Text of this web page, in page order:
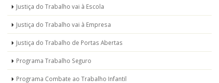
Programas
Sociais
Justiça do Trabalho vai à Escola
Justiça do Trabalho vai à Empresa
Justiça do Trabalho de Portas Abertas
Programa Trabalho Seguro
Programa Combate ao Trabalho Infantil